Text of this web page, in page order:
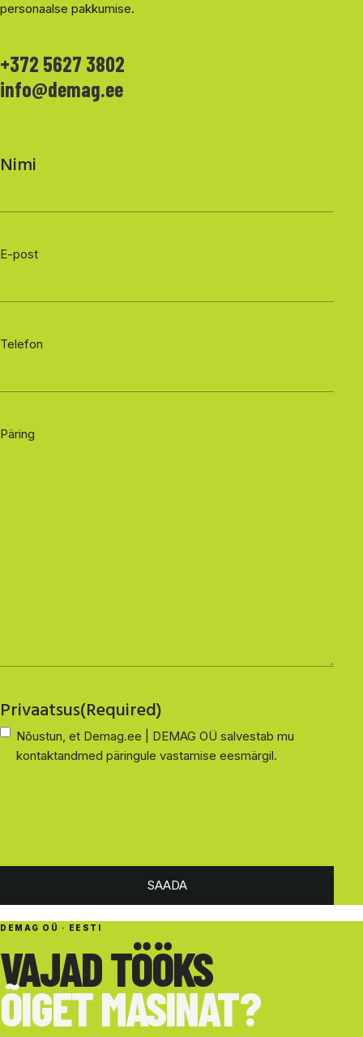
personaalse pakkumise.
+372 5627 3802
info@demag.ee
Nimi
E-post
Telefon
Päring
Privaatsus(Required)
Nõustun, et Demag.ee | DEMAG OÜ salvestab mu
kontaktandmed päringule vastamise eesmärgil.
SAADA
DEMAG OÜ · EESTI
VAJAD TÖÖKS
ÕIGET MASINAT?